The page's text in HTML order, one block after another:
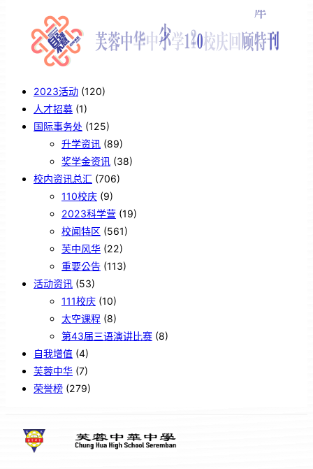
2023活动 (120)
人才招募 (1)
国际事务处 (125)
升学资讯 (89)
奖学金资讯 (38)
校内资讯总汇 (706)
110校庆 (9)
2023科学营 (19)
校闻特区 (561)
芙中风华 (22)
重要公告 (113)
活动资讯 (53)
111校庆 (10)
太空课程 (8)
第43届三语演讲比赛 (8)
自我增值 (4)
芙蓉中华 (7)
荣誉榜 (279)